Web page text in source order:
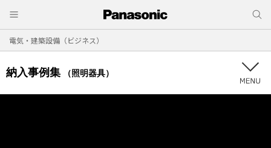
電気・建築設備（ビジネス）
納入事例集 （照明器具）